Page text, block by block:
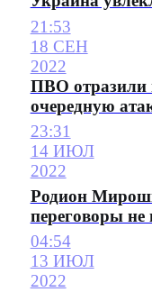
21:53
18 СЕН
2022
ПВО отразили
очередную
23:31
14 ИЮЛ
2022
Родион
переговоры не
04:54
13 ИЮЛ
2022